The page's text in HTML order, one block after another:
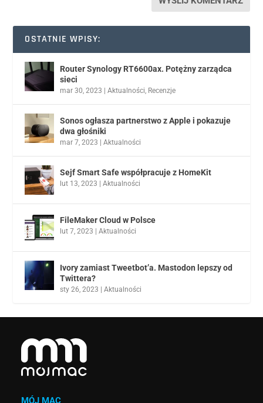
OSTATNIE WPISY:
Router Synology RT6600ax. Potężny zarządca
sieci
mar 30, 2023 |Aktualności, Recenzje
Sonos ogłasza partnerstwo z Apple i pokazuje
dwa głośniki
mar 7, 2023 |Aktualności
Sejf Smart Safe współpracuje z HomeKit
lut 13, 2023 |Aktualności
FileMaker Cloud w Polsce
lut 7, 2023 |Aktualności
Ivory zamiast Tweetbot’a. Mastodon lepszy od
Twittera?
sty 26, 2023 |Aktualności
MÓJ MAC